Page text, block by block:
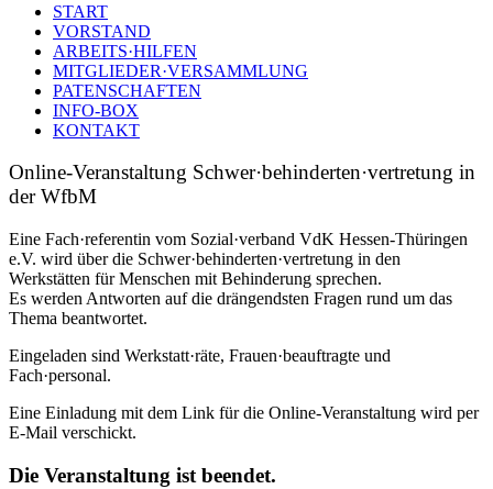
START
VORSTAND
ARBEITS·HILFEN
MITGLIEDER·VERSAMMLUNG
PATENSCHAFTEN
INFO-BOX
KONTAKT
Online-Veranstaltung Schwer·behinderten·vertretung in
der WfbM
Eine Fach·referentin vom Sozial·verband VdK Hessen-Thüringen
e.V. wird über die Schwer·behinderten·vertretung in den
Werkstätten für Menschen mit Behinderung sprechen.
Es werden Antworten auf die drängendsten Fragen rund um das
Thema beantwortet.
Eingeladen sind Werkstatt·räte, Frauen·beauftragte und
Fach·personal.
Eine Einladung mit dem Link für die Online-Veranstaltung wird per
E-Mail verschickt.
Die Veranstaltung ist beendet.